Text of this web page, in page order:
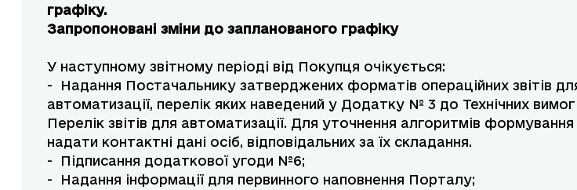
графіку.
Запропоновані зміни до запланованого графіку
У наступному звітному періоді від Покупця очікується:
- Надання Постачальнику затверджених форматів операційних звітів
автоматизації, перелік яких наведений у Додатку № 3 до Технічних
Перелік звітів для автоматизації. Для уточнення алгоритмів формування
надати контактні дані осіб, відповідальних за їх складання.
- Підписання додаткової угоди №6;
- Надання інформації для первинного наповнення Порталу;